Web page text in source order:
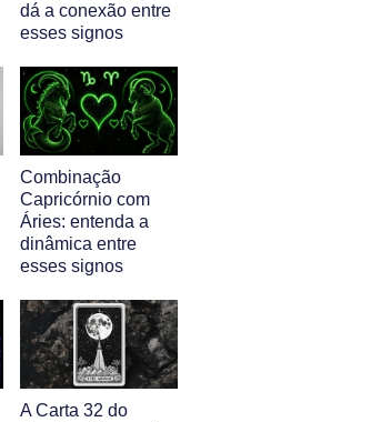
dá a conexão entre
esses signos
Combinação
Capricórnio com
Áries: entenda a
dinâmica entre
esses signos
A Carta 32 do